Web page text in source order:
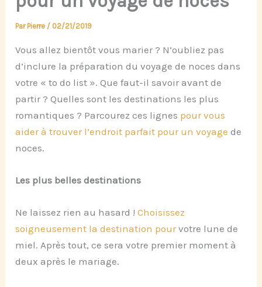
Par Pierre / 02/21/2019
Vous allez bientôt vous marier ? N’oubliez pas
d’inclure la préparation du voyage de noces dans
votre « to do list ». Que faut-il savoir avant de
partir ? Quelles sont les destinations les plus
romantiques ? Parcourez ces lignes pour vous
aider à trouver l’endroit parfait pour un voyage de
noces.
Les plus belles destinations
Ne laissez rien au hasard !Choisissez
soigneusement la destination pourvotre lune de
miel. Après tout, ce sera votre premier moment à
deux après le mariage.